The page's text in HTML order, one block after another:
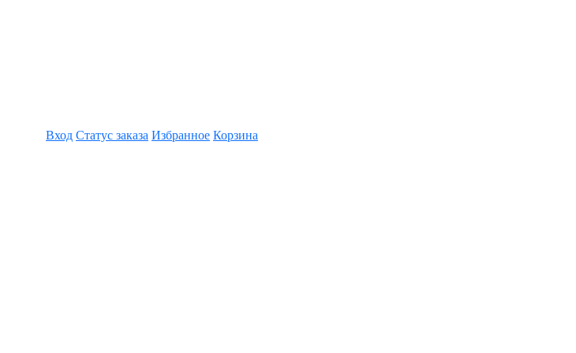
Вход Статус заказа Избранное Корзина